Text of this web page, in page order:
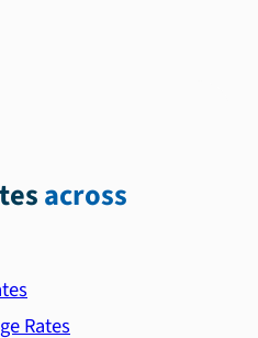
across
Rates